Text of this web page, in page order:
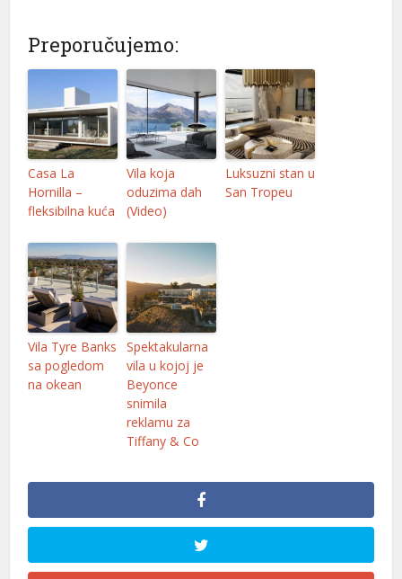
Preporučujemo:
Casa La
Hornilla –
fleksibilna kuća
Vila koja
oduzima dah
(Video)
Luksuzni stan u
San Tropeu
Vila Tyre Banks
sa pogledom
na okean
Spektakularna
vila u kojoj je
Beyonce
snimila
reklamu za
Tiffany & Co